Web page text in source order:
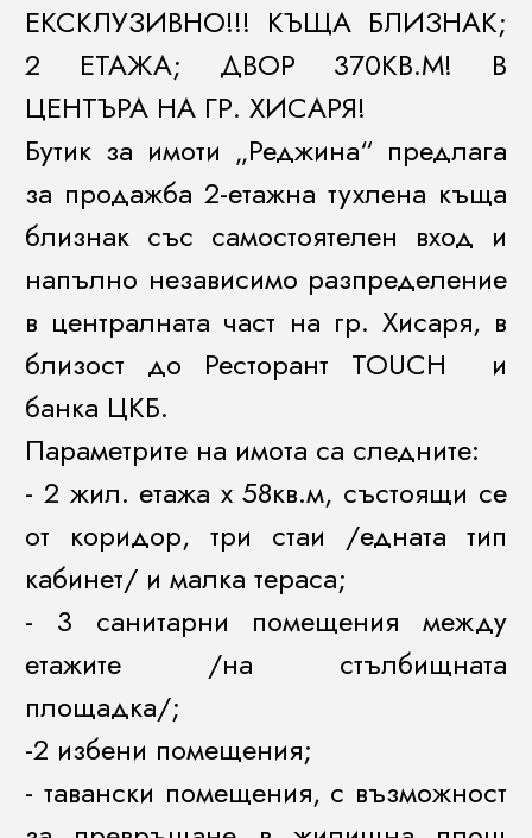
ЕКСКЛУЗИВНО!!! КЪЩА БЛИЗНАК;
2 ЕТАЖА; ДВОР 370КВ.М! В
ЦЕНТЪРА НА ГР. ХИСАРЯ!
Бутик за имоти „Реджина“ предлага
за продажба 2-етажна тухлена къща
близнак със самостоятелен вход и
напълно независимо разпределение
в централната част на гр. Хисаря, в
близост до Ресторант TOUCH и
банка ЦКБ.
Параметрите на имота са следните:
- 2 жил. етажа х 58кв.м, състоящи се
от коридор, три стаи /едната тип
кабинет/ и малка тераса;
- 3 санитарни помещения между
етажите /на стълбищната
площадка/;
-2 избени помещения;
- тавански помещения, с възможност